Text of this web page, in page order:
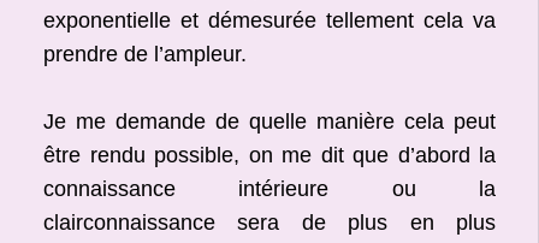
exponentielle et démesurée tellement cela va
prendre de l’ampleur.
Je me demande de quelle manière cela peut
être rendu possible, on me dit que d’abord la
connaissance intérieure ou la
clairconnaissance sera de plus en plus